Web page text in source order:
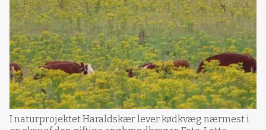
I naturprojektet Haraldskær lever kødkvæg nærmest i